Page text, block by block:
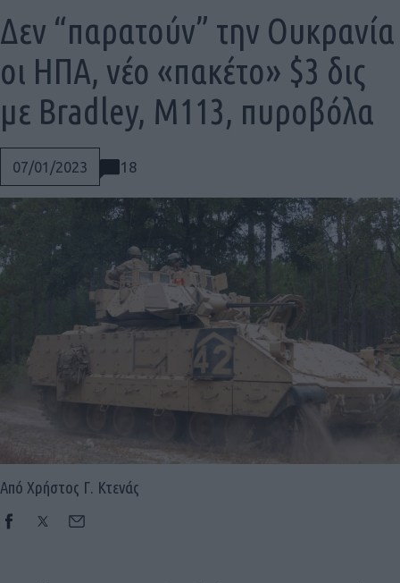
07/01/2023 18
Δεν “παρατούν” την Ουκρανία
οι ΗΠΑ, νέο «πακέτο» $3 δις
με Bradley, M113, πυροβόλα
Από Χρήστος Γ. Κτενάς